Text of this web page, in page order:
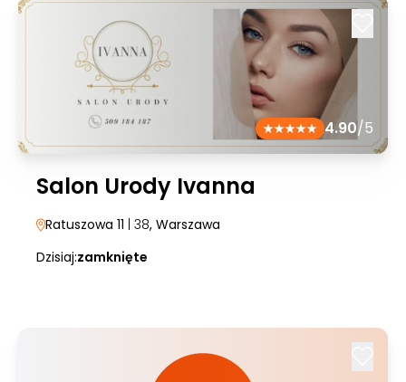
4.90/5
Salon Urody Ivanna
Ratuszowa 11 | 38, Warszawa
Dzisiaj:zamknięte